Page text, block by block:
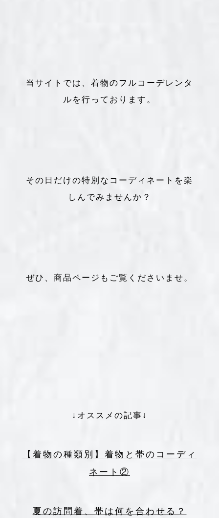
当サイトでは、着物のフルコーデレンタ
ルを行っております。
その日だけの特別なコーディネートを楽
しんでみませんか？
ぜひ、商品ページもご覧くださいませ。
↓オススメの記事↓
【着物の種類別】着物と帯のコーディ
ネート②
夏の訪問着、帯は何を合わせる？